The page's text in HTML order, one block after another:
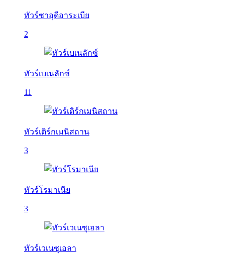
ทัวร์ซาอุดีอาระเบีย
2
ทัวร์เบเนลักซ์
11
ทัวร์เติร์กเมนิสถาน
3
ทัวร์โรมาเนีย
3
ทัวร์เวเนซุเอลา